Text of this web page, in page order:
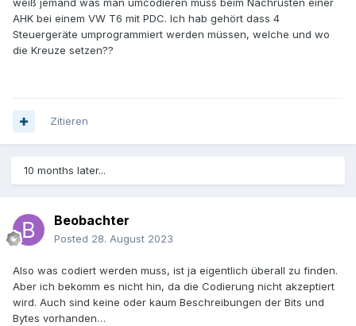
weiß jemand was man umcodieren muss beim Nachrüsten einer
AHK bei einem VW T6 mit PDC. Ich hab gehört dass 4
Steuergeräte umprogrammiert werden müssen, welche und wo
die Kreuze setzen??
Zitieren
10 months later...
Beobachter
Posted 28. August 2023
Also was codiert werden muss, ist ja eigentlich überall zu finden.
Aber ich bekomm es nicht hin, da die Codierung nicht akzeptiert
wird. Auch sind keine oder kaum Beschreibungen der Bits und
Bytes vorhanden…